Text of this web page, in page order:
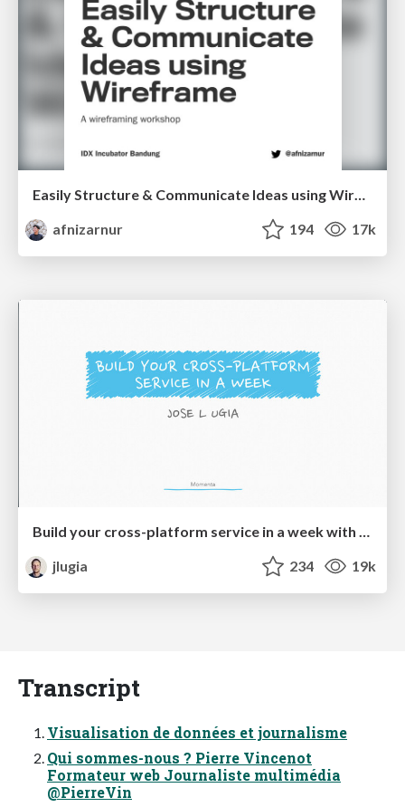
afnizarnur
194 17k
Build your cross-platform service in a week with App Engine
jlugia
234 19k
Transcript
Visualisation de données et journalisme
Qui sommes-nous ? Pierre Vincenot
Formateur web Journaliste multimédia
@PierreVin